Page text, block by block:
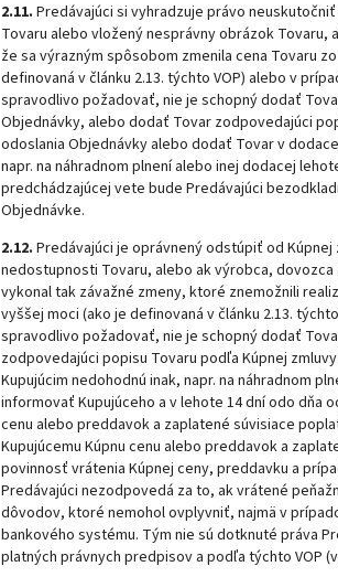
2.11. Predávajúci si vyhradzuje právo
Tovaru alebo vložený nesprávny obrázok
že sa výrazným spôsobom zmenila cena Tovaru
definovaná v článku 2.13. týchto VOP) alebo v
spravodlivo požadovať, nie je schopný dodať
Objednávky, alebo dodať Tovar zodpovedajúci
odoslania Objednávky alebo dodať Tovar v
napr. na náhradnom plnení alebo inej dodacej
predchádzajúcej vete bude Predávajúci
Objednávke.
2.12. Predávajúci je oprávnený odstúpiť od
nedostupnosti Tovaru, alebo ak výrobca,
vykonal tak závažné zmeny, ktoré znemožnili
vyššej moci (ako je definovaná v článku 2.13.
spravodlivo požadovať, nie je schopný dodať
zodpovedajúci popisu Tovaru podľa Kúpnej
Kupujúcim nedohodnú inak, napr. na náhradnom
informovať Kupujúceho a v lehote 14 dní odo dňa
cenu alebo preddavok a zaplatené súvisiace
Kupujúcemu Kúpnu cenu alebo preddavok a
povinnosť vrátenia Kúpnej ceny, preddavku a
Predávajúci nezodpovedá za to, ak vrátené
dôvodov, ktoré nemohol ovplyvniť, najmä v
bankového systému. Tým nie sú dotknuté práva
platných právnych predpisov a podľa týchto VOP